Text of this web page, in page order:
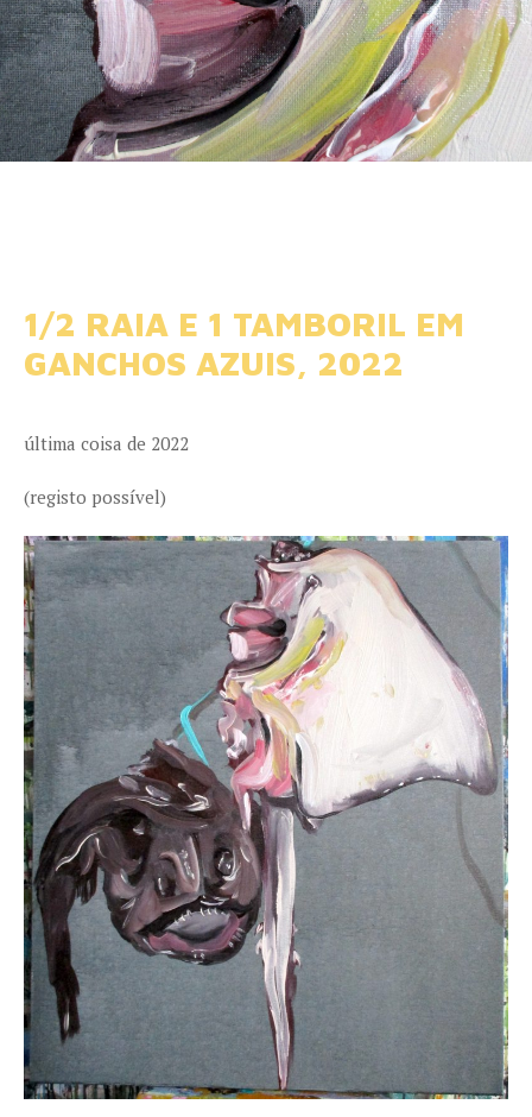
1/2 RAIA E 1 TAMBORIL EM
GANCHOS AZUIS, 2022
última coisa de 2022
(registo possível)